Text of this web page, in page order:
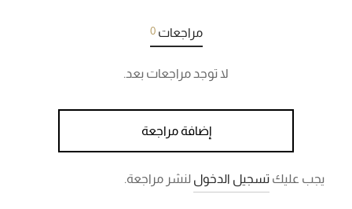
مراجعات0
لا توجد مراجعات بعد.
إضافة مراجعة
يجب عليك تسجيل الدخول لنشر مراجعة.